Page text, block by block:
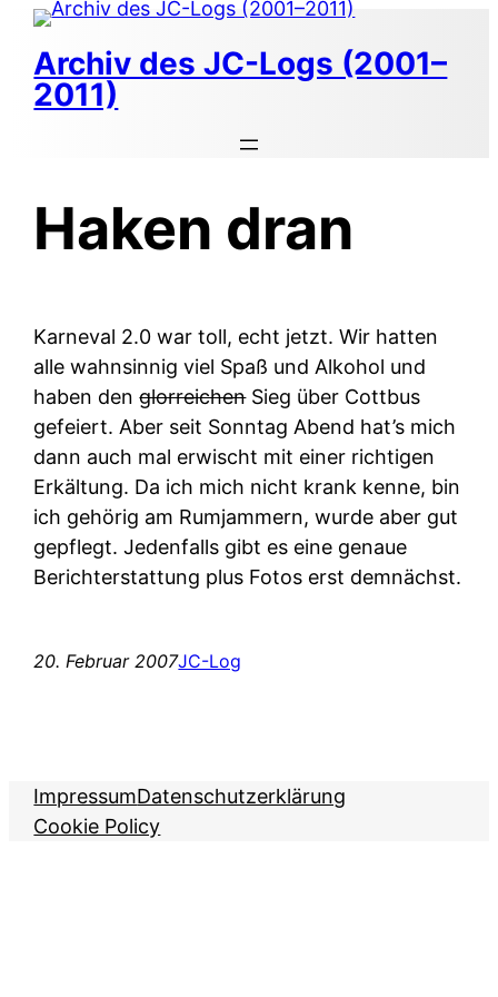
Zum
Inhalt
springen
Archiv des JC-Logs (2001–
2011)
Haken dran
Karneval 2.0 war toll, echt jetzt. Wir hatten
alle wahnsinnig viel Spaß und Alkohol und
haben denglorreichenSieg über Cottbus
gefeiert. Aber seit Sonntag Abend hat’s mich
dann auch mal erwischt mit einer richtigen
Erkältung. Da ich mich nicht krank kenne, bin
ich gehörig am Rumjammern, wurde aber gut
gepflegt. Jedenfalls gibt es eine genaue
Berichterstattung plus Fotos erst demnächst.
20. Februar 2007JC-Log
ImpressumDatenschutzerklärung
Cookie Policy